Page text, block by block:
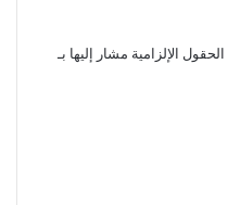
الحقول الإلزامية مشار إليها بـ